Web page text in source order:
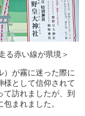
る赤い線が県境＞
）が霧に迷った際に
様として信仰されて
訪れましたが、到
まれました。